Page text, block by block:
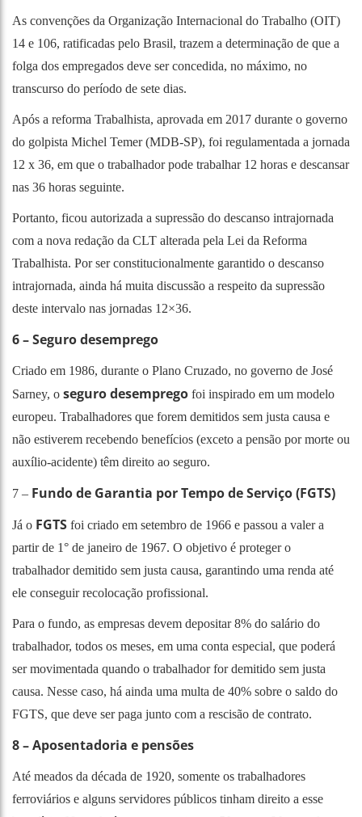
As convenções da Organização Internacional do Trabalho (OIT)
14 e 106, ratificadas pelo Brasil, trazem a determinação de que a
folga dos empregados deve ser concedida, no máximo, no
transcurso do período de sete dias.
Após a reforma Trabalhista, aprovada em 2017 durante o governo
do golpista Michel Temer (MDB-SP), foi regulamentada a jornada
12 x 36, em que o trabalhador pode trabalhar 12 horas e descansar
nas 36 horas seguinte.
Portanto, ficou autorizada a supressão do descanso intrajornada
com a nova redação da CLT alterada pela Lei da Reforma
Trabalhista. Por ser constitucionalmente garantido o descanso
intrajornada, ainda há muita discussão a respeito da supressão
deste intervalo nas jornadas 12×36.
6 – Seguro desemprego
Criado em 1986, durante o Plano Cruzado, no governo de José
Sarney, o seguro desemprego foi inspirado em um modelo
europeu. Trabalhadores que forem demitidos sem justa causa e
não estiverem recebendo benefícios (exceto a pensão por morte ou
auxílio-acidente) têm direito ao seguro.
7 – Fundo de Garantia por Tempo de Serviço (FGTS)
Já o FGTS foi criado em setembro de 1966 e passou a valer a
partir de 1° de janeiro de 1967. O objetivo é proteger o
trabalhador demitido sem justa causa, garantindo uma renda até
ele conseguir recolocação profissional.
Para o fundo, as empresas devem depositar 8% do salário do
trabalhador, todos os meses, em uma conta especial, que poderá
ser movimentada quando o trabalhador for demitido sem justa
causa. Nesse caso, há ainda uma multa de 40% sobre o saldo do
FGTS, que deve ser paga junto com a rescisão de contrato.
8 – Aposentadoria e pensões
Até meados da década de 1920, somente os trabalhadores
ferroviários e alguns servidores públicos tinham direito a esse